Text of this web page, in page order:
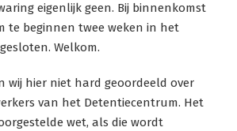
eigenlijk geen. Bij binnenkomst
te beginnen twee weken in het
Welkom.
wij hier niet hard geoordeeld over
van het Detentiecentrum. Het
wet, als die wordt